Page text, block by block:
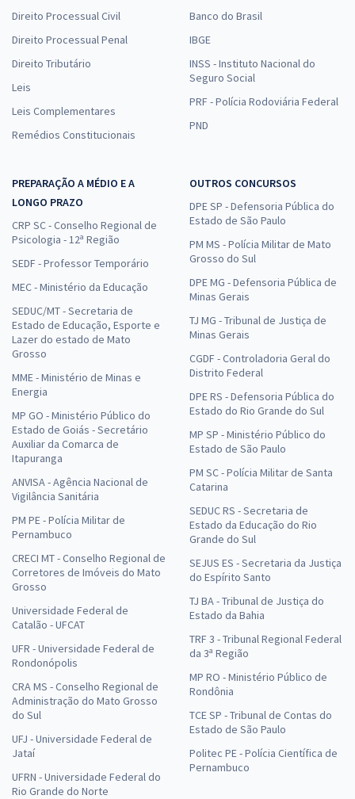
Direito Processual Civil
Direito Processual Penal
Direito Tributário
Leis
Leis Complementares
Remédios Constitucionais
Banco do Brasil
IBGE
INSS - Instituto Nacional do
Seguro Social
PRF - Polícia Rodoviária Federal
PND
PREPARAÇÃO A MÉDIO E A
LONGO PRAZO
CRP SC - Conselho Regional de
Psicologia - 12ª Região
SEDF - Professor Temporário
MEC - Ministério da Educação
SEDUC/MT - Secretaria de
Estado de Educação, Esporte e
Lazer do estado de Mato
Grosso
MME - Ministério de Minas e
Energia
MP GO - Ministério Público do
Estado de Goiás - Secretário
Auxiliar da Comarca de
Itapuranga
ANVISA - Agência Nacional de
Vigilância Sanitária
PM PE - Polícia Militar de
Pernambuco
CRECI MT - Conselho Regional de
Corretores de Imóveis do Mato
Grosso
Universidade Federal de
Catalão - UFCAT
UFR - Universidade Federal de
Rondonópolis
CRA MS - Conselho Regional de
Administração do Mato Grosso
do Sul
UFJ - Universidade Federal de
Jataí
UFRN - Universidade Federal do
Rio Grande do Norte
OUTROS CONCURSOS
DPE SP - Defensoria Pública do
Estado de São Paulo
PM MS - Polícia Militar de Mato
Grosso do Sul
DPE MG - Defensoria Pública de
Minas Gerais
TJ MG - Tribunal de Justiça de
Minas Gerais
CGDF - Controladoria Geral do
Distrito Federal
DPE RS - Defensoria Pública do
Estado do Rio Grande do Sul
MP SP - Ministério Público do
Estado de São Paulo
PM SC - Polícia Militar de Santa
Catarina
SEDUC RS - Secretaria de
Estado da Educação do Rio
Grande do Sul
SEJUS ES - Secretaria da Justiça
do Espírito Santo
TJ BA - Tribunal de Justiça do
Estado da Bahia
TRF 3 - Tribunal Regional Federal
da 3ª Região
MP RO - Ministério Público de
Rondônia
TCE SP - Tribunal de Contas do
Estado de São Paulo
Politec PE - Polícia Científica de
Pernambuco